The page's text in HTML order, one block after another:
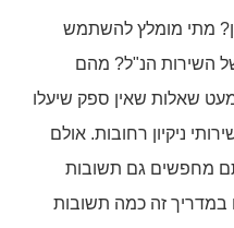
מתי מומלץ להשתמש
השירות הנ"ל? מהם
שאלות שאין ספק שיעלו
ניקיון רחובות. אולם
מחפשים גם תשובות
במדריך זה כמה תשובות